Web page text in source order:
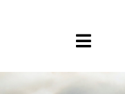
Toggle